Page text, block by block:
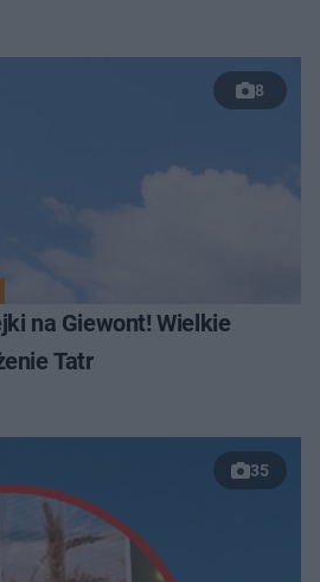
8
na Giewont! Wielkie
Tatr
35